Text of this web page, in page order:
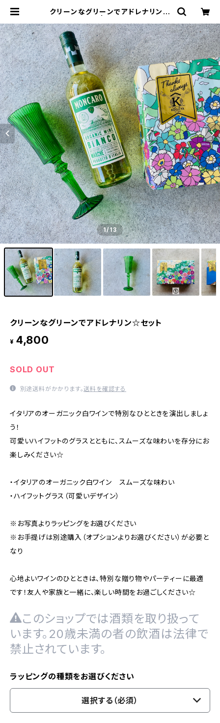
クリーンなグリーンでアドレナリン☆
1/13
クリーンなグリーンでアドレナリン☆セット
¥ 4,800
SOLD OUT
別途送料がかかります。送料を確認する
イタリアのオーガニック白ワインで特別なひとときを演出しましょ
う！
可愛いハイフットのグラスとともに、スムーズな味わいを存分にお
楽しみください☆
・イタリアのオーガニック白ワイン スムーズな味わい
・ハイフットグラス（可愛いデザイン）
※お写真よりラッピングをお選びください
※お手提げは別途購入（オプションよりお選びください）が必要と
なり
心地よいワインのひとときは、特別な贈り物やパーティーに最適
です！友人や家族と一緒に、楽しい時間をお過ごしください☆
このショップでは酒類を取り扱って
います。20歳未満の者の飲酒は法律で
禁止されています。
ラッピングの種類をお選びください
選択する（必須）